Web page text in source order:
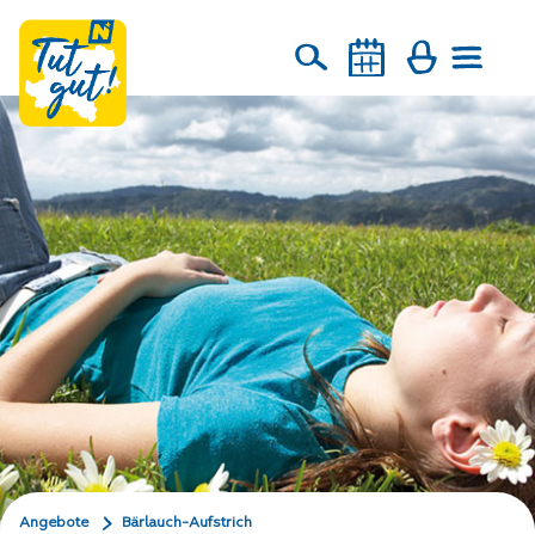
Angebote Bärlauch-Aufstrich